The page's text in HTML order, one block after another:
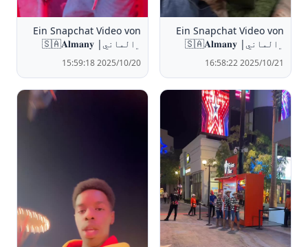
Ein Snapchat Video von
﮼الماني| 🇸🇦𝐀𝐥𝐦𝐚𝐧𝐲
2025/10/21 16:58:22
Ein Snapchat Video von
﮼الماني| 🇸🇦𝐀𝐥𝐦𝐚𝐧𝐲
2025/10/20 15:59:18